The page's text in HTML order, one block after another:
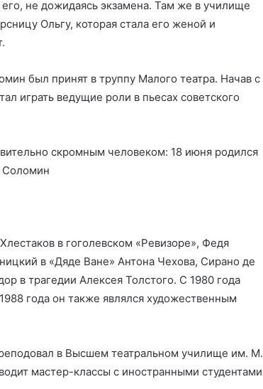
не дожидаясь экзамена. Там же в училище
Ольгу, которая стала его женой и
был принят в труппу Малого театра. Начав с
играть ведущие роли в пьесах советского
в гоголевском «Ревизоре», Федя
в «Дяде Ване» Антона Чехова, Сирано де
в трагедии Алексея Толстого. С 1980 года
года он также являлся художественным
в Высшем театральном училище им. М.
мастер-классы с иностранными студентами